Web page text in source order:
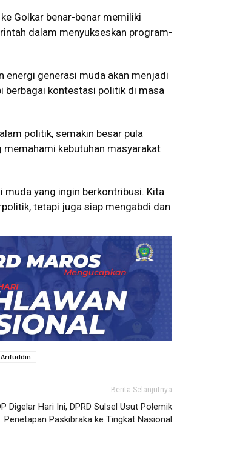
Golkar benar-benar memiliki
dalam menyukseskan program-
generasi muda akan menjadi
berbagai kontestasi politik di masa
politik, semakin besar pula
kebutuhan masyarakat
muda yang ingin berkontribusi. Kita
tetapi juga siap mengabdi dan
Berita Selanjutnya
Digelar Hari Ini, DPRD Sulsel Usut Polemik
Penetapan Paskibraka ke Tingkat Nasional